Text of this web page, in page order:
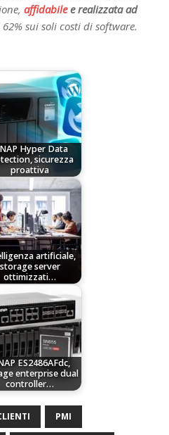
affidabilee realizzata ad
sui soli costi di software.
Hyper Data
sicurezza
proattiva
artificiale,
storage server
ottimizzati…
ES2486AFdc,
enterprise dual
controller…
PMI